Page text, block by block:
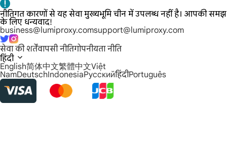
नीतिगत कारणों से यह सेवा मुख्यभूमि चीन में उपलब्ध नहीं है। आपकी समझ
के लिए धन्यवाद!
business@lumiproxy.comsupport@lumiproxy.com
सेवा की शर्तेंवापसी नीतिगोपनीयता नीति
हिंदी
English简体中文繁體中文Việt
NamDeutschIndonesiaРусскийहिंदीPortuguês